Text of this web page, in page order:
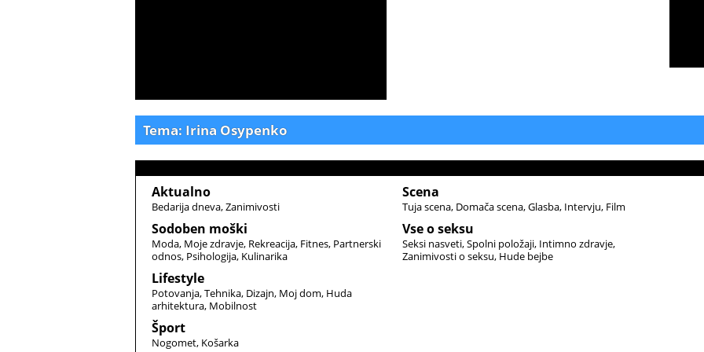
Tema: Irina Osypenko
Aktualno
Bedarija dneva Zanimivosti
Sodoben moški
Moda Moje zdravje Rekreacija Fitnes Partnerski
odnos Psihologija Kulinarika
Lifestyle
Potovanja Tehnika Dizajn Moj dom Huda
arhitektura Mobilnost
Šport
Nogomet Košarka
Scena
Tuja scena Domača scena Glasba Intervju Film
Vse o seksu
Seksi nasveti Spolni položaji Intimno zdravje
Zanimivosti o seksu Hude bejbe